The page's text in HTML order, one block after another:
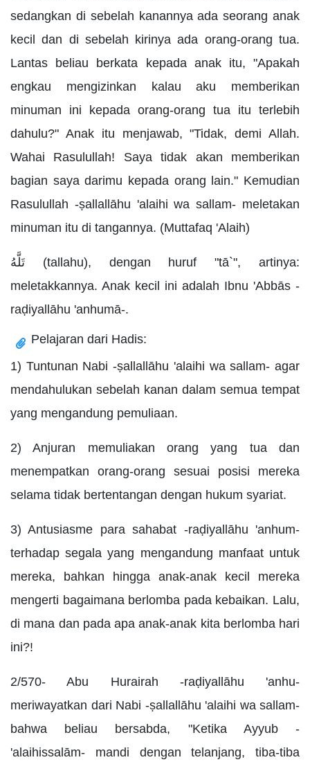
sedangkan di sebelah kanannya ada seorang anak
kecil dan di sebelah kirinya ada orang-orang tua.
Lantas beliau berkata kepada anak itu, "Apakah
engkau mengizinkan kalau aku memberikan
minuman ini kepada orang-orang tua itu terlebih
dahulu?" Anak itu menjawab, "Tidak, demi Allah.
Wahai Rasulullah! Saya tidak akan memberikan
bagian saya darimu kepada orang lain." Kemudian
Rasulullah -ṣallallāhu 'alaihi wa sallam- meletakan
minuman itu di tangannya. (Muttafaq 'Alaih)
تَلَّهُ (tallahu), dengan huruf "tā`", artinya:
meletakkannya. Anak kecil ini adalah Ibnu 'Abbās -
raḍiyallāhu 'anhumā-.
Pelajaran dari Hadis:
1) Tuntunan Nabi -ṣallallāhu 'alaihi wa sallam- agar
mendahulukan sebelah kanan dalam semua tempat
yang mengandung pemuliaan.
2) Anjuran memuliakan orang yang tua dan
menempatkan orang-orang sesuai posisi mereka
selama tidak bertentangan dengan hukum syariat.
3) Antusiasme para sahabat -raḍiyallāhu 'anhum-
terhadap segala yang mengandung manfaat untuk
mereka, bahkan hingga anak-anak kecil mereka
mengerti bagaimana berlomba pada kebaikan. Lalu,
di mana dan pada apa anak-anak kita berlomba hari
ini?!
2/570- Abu Hurairah -raḍiyallāhu 'anhu-
meriwayatkan dari Nabi -ṣallallāhu 'alaihi wa sallam-
bahwa beliau bersabda, "Ketika Ayyub -
'alaihissalām- mandi dengan telanjang, tiba-tiba